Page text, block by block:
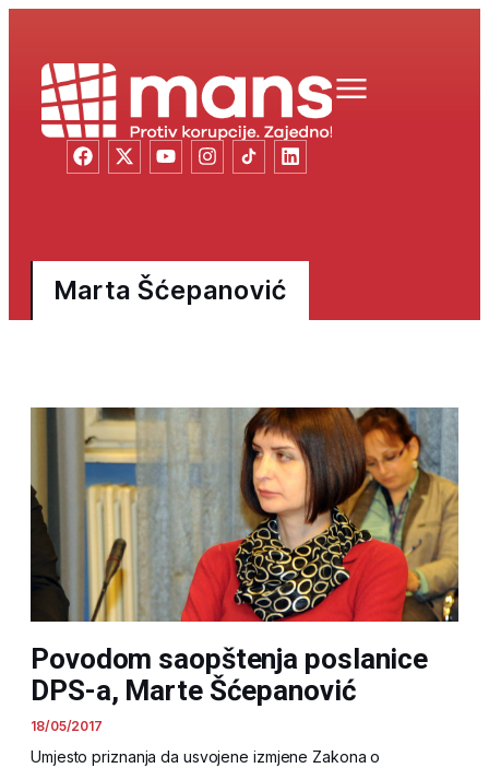
Marta Šćepanović
Povodom saopštenja poslanice
DPS-a, Marte Šćepanović
18/05/2017
Umjesto priznanja da usvojene izmjene Zakona o